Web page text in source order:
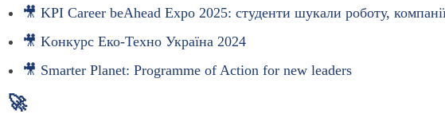
🎥 KPI Career beAhead Expo 2025: студенти шукали роботу,
🎥 Kонкурс Еко-Техно Україна 2024
🎥 Smarter Planet: Programme of Action for new leaders
🚀